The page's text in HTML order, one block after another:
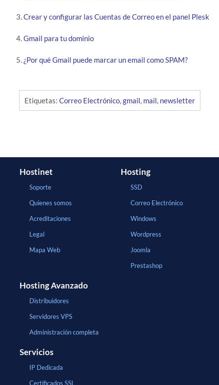
Crear y configurar las Cuentas de Correo en el panel Plesk
Gmail para tu dominio
¿Por qué Gmail puede marcar un email como SPAM?
Etiquetas: Correo Electrónico, gmail mail newsletter
Hostinet
Soporte
Quienes somos
Acreditaciones
Legal
Mapa Web
Hosting
SSD
Correo Electrónico
Windows
Wordpress
Joomla
Prestashop
Hosting Avanzado
Distribuidores
Servidores VPS
Administración completa
Servicios
IP Dedicada
Certificados SSL